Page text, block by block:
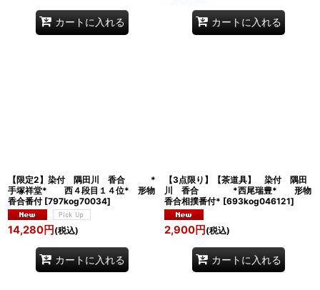
カートに入れる カートに入れる
【限定2】染付 隅田川 香合 *
手塚祥堂* 西４段目１４位* 形物
香合番付 [797kog70034]
14,280円 (税込)
カートに入れる
【3点限り】【茶道具】 染付 隅田
川 香合 *西尾瑞豊* 形物
香合相撲番付* [693kog046121]
2,900円 (税込)
カートに入れる